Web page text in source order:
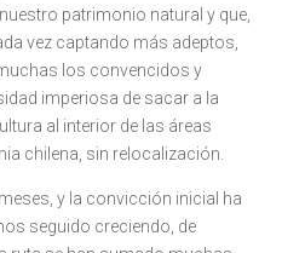
patrimonio natural y que,
vez captando más adeptos,
los convencidos y
imperiosa de sacar a la
al interior de las áreas
chilena, sin relocalización.
y la convicción inicial ha
seguido creciendo, de